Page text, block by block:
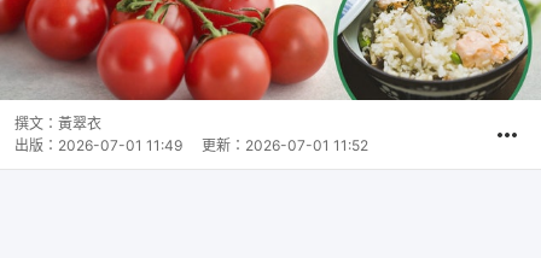
撰文： 黃翠衣
出版： 2026-07-01 11:49 更新： 2026-07-01 11:52